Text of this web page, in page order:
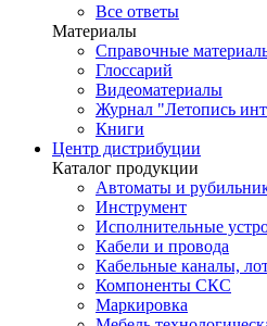
Все ответы
Материалы
Справочные
Глоссарий
Видеоматериалы
Журнал "Летопись
Книги
Центр дистрибуции
Каталог продукции
Автоматы и
Инструмент
Исполнительные
Кабели и провода
Кабельные каналы,
Компоненты СКС
Маркировка